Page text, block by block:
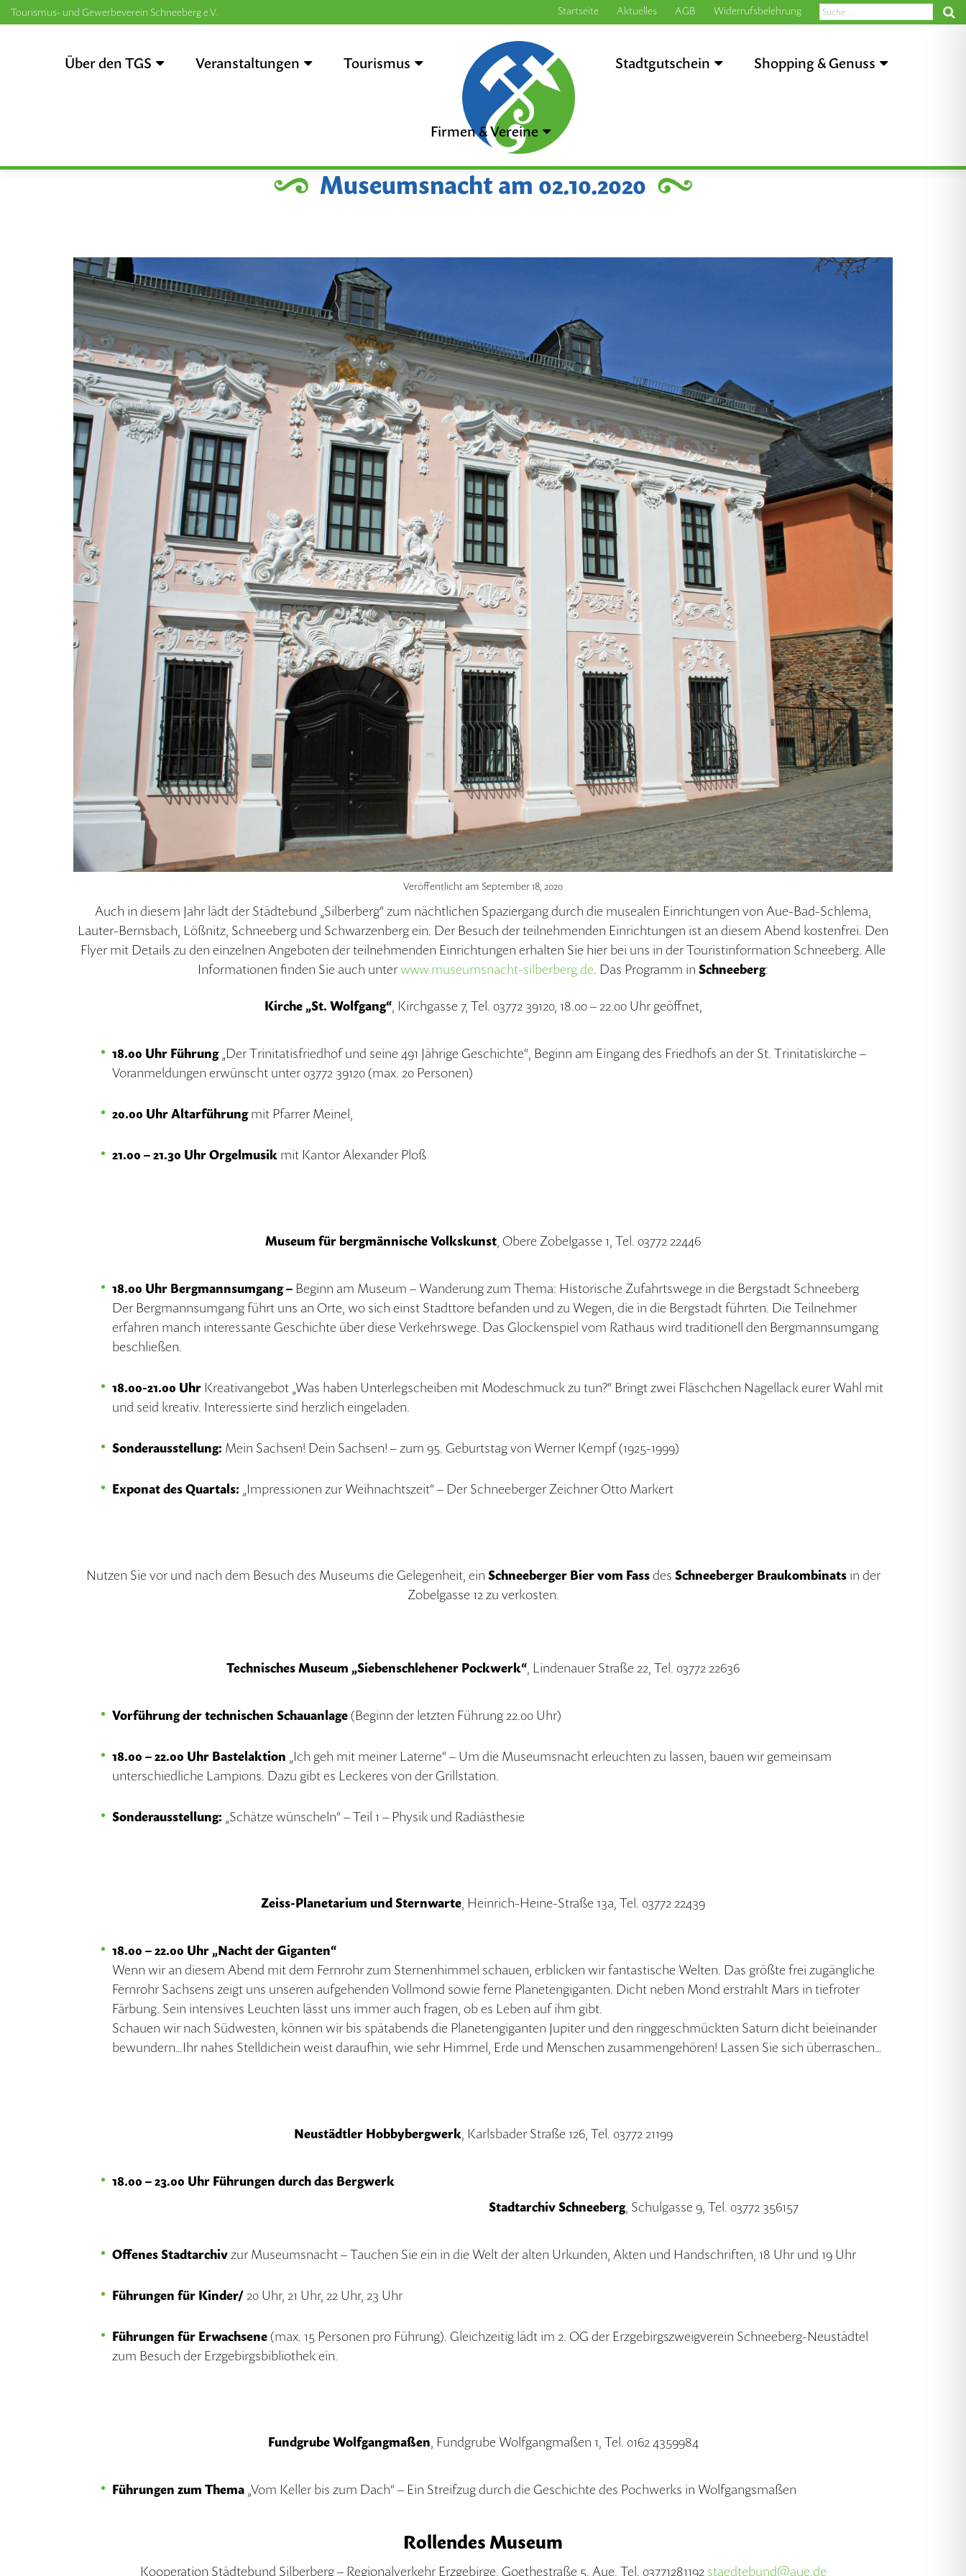
Tourismus- und Gewerbeverein Schneeberg e.V. Widerrufsbelehrung
AGB
Aktuelles
Startseite
Über den TGS Veranstaltungen Tourismus Stadtgutschein Shopping & Genuss
Firmen & Vereine
Museumsnacht am 02.10.2020
Veröffentlicht am September 18, 2020
Auch in diesem Jahr lädt der Städtebund „Silberberg“ zum nächtlichen Spaziergang durch die musealen Einrichtungen von Aue-Bad-Schlema,
Lauter-Bernsbach, Lößnitz, Schneeberg und Schwarzenberg ein. Der Besuch der teilnehmenden Einrichtungen ist an diesem Abend kostenfrei. Den
Flyer mit Details zu den einzelnen Angeboten der teilnehmenden Einrichtungen erhalten Sie hier bei uns in der Touristinformation Schneeberg. Alle
Informationen finden Sie auch unter www.museumsnacht-silberberg.de . Das Programm in Schneeberg:
Kirche „St. Wolfgang“, Kirchgasse 7, Tel. 03772 39120, 18.00 – 22.00 Uhr geöffnet,
18.00 Uhr Führung„Der Trinitatisfriedhof und seine 491 Jährige Geschichte“, Beginn am Eingang des Friedhofs an der St. Trinitatiskirche –
Voranmeldungen erwünscht unter 03772 39120 (max. 20 Personen)
20.00 Uhr Altarführungmit Pfarrer Meinel,
21.00 – 21.30 Uhr Orgelmusik mit Kantor Alexander Ploß
Museum für bergmännische Volkskunst , Obere Zobelgasse 1, Tel. 03772 22446
18.00 Uhr Bergmannsumgang – Beginn am Museum – Wanderung zum Thema: Historische Zufahrtswege in die Bergstadt Schneeberg
Der Bergmannsumgang führt uns an Orte, wo sich einst Stadttore befanden und zu Wegen, die in die Bergstadt führten. Die Teilnehmer
erfahren manch interessante Geschichte über diese Verkehrswege. Das Glockenspiel vom Rathaus wird traditionell den Bergmannsumgang
beschließen.
18.00-21.00 Uhr Kreativangebot „Was haben Unterlegscheiben mit Modeschmuck zu tun?“ Bringt zwei Fläschchen Nagellack eurer Wahl mit
und seid kreativ. Interessierte sind herzlich eingeladen.
Sonderausstellung: Mein Sachsen! Dein Sachsen! – zum 95. Geburtstag von Werner Kempf (1925-1999)
Exponat des Quartals: „Impressionen zur Weihnachtszeit“ – Der Schneeberger Zeichner Otto Markert
Nutzen Sie vor und nach dem Besuch des Museums die Gelegenheit, ein Schneeberger Bier vom Fassdes Schneeberger Braukombinatsin der
Zobelgasse 12 zu verkosten.
Technisches Museum „Siebenschlehener Pockwerk“ , Lindenauer Straße 22, Tel. 03772 22636
Vorführung der technischen Schauanlage(Beginn der letzten Führung 22.00 Uhr)
18.00 – 22.00 Uhr Bastelaktion „Ich geh mit meiner Laterne“ – Um die Museumsnacht erleuchten zu lassen, bauen wir gemeinsam
unterschiedliche Lampions. Dazu gibt es Leckeres von der Grillstation.
Sonderausstellung: „Schätze wünscheln“ – Teil 1 – Physik und Radiästhesie
Zeiss-Planetarium und Sternwarte , Heinrich-Heine-Straße 13a, Tel. 03772 22439
18.00 – 22.00 Uhr „Nacht der Giganten“
Wenn wir an diesem Abend mit dem Fernrohr zum Sternenhimmel schauen, erblicken wir fantastische Welten. Das größte frei zugängliche
Fernrohr Sachsens zeigt uns unseren aufgehenden Vollmond sowie ferne Planetengiganten. Dicht neben Mond erstrahlt Mars in tiefroter
Färbung. Sein intensives Leuchten lässt uns immer auch fragen, ob es Leben auf ihm gibt.
Schauen wir nach Südwesten, können wir bis spätabends die Planetengiganten Jupiter und den ringgeschmückten Saturn dicht beieinander
bewundern…Ihr nahes Stelldichein weist daraufhin, wie sehr Himmel, Erde und Menschen zusammengehören! Lassen Sie sich überraschen…
Neustädtler Hobbybergwerk, Karlsbader Straße 126, Tel. 03772 21199
18.00 – 23.00 Uhr Führungen durch das Bergwerk
Stadtarchiv Schneeberg, Schulgasse 9, Tel. 03772 356157
Offenes Stadtarchiv zur Museumsnacht – Tauchen Sie ein in die Welt der alten Urkunden, Akten und Handschriften, 18 Uhr und 19 Uhr
Führungen für Kinder/ 20 Uhr, 21 Uhr, 22 Uhr, 23 Uhr
Führungen für Erwachsene(max. 15 Personen pro Führung). Gleichzeitig lädt im 2. OG der Erzgebirgszweigverein Schneeberg-Neustädtel
zum Besuch der Erzgebirgsbibliothek ein.
Fundgrube Wolfgangmaßen , Fundgrube Wolfgangmaßen 1, Tel. 0162 4359984
Führungen zum Thema „Vom Keller bis zum Dach“ – Ein Streifzug durch die Geschichte des Pochwerks in Wolfgangsmaßen
Rollendes Museum
Kooperation Städtebund Silberberg – Regionalverkehr Erzgebirge, Goethestraße 5, Aue, Tel. 03771281192 staedtebund@aue.de